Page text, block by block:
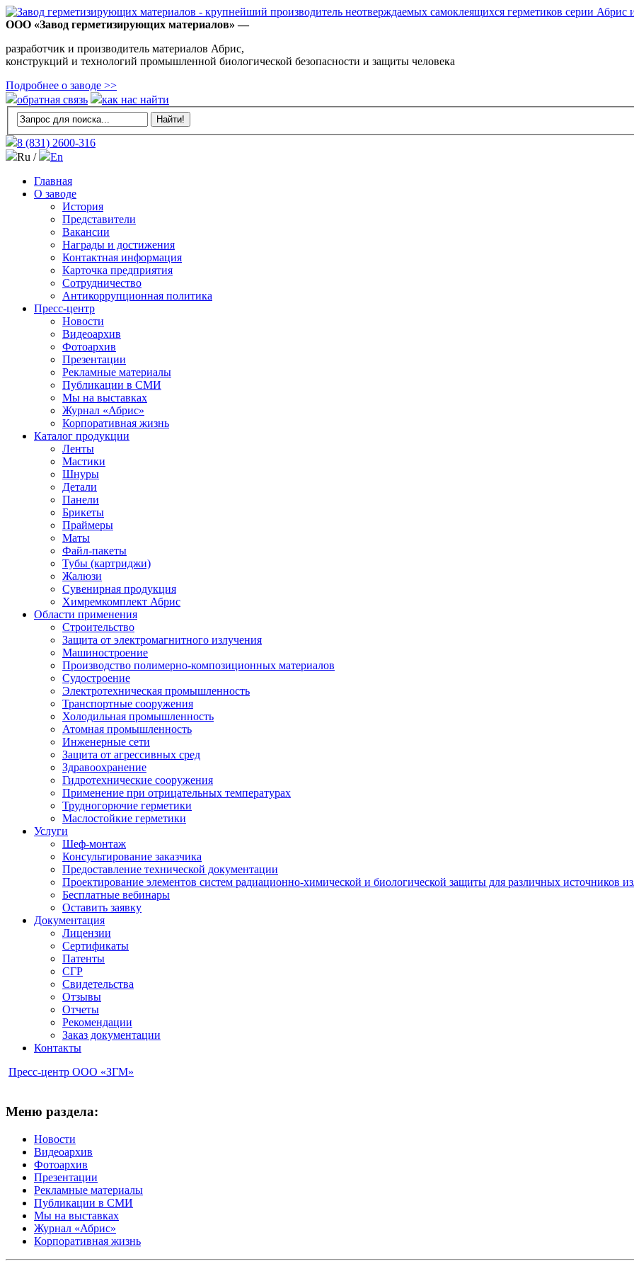
ООО «Завод герметизирующих материалов» —
разработчик и производитель материалов Абрис,
конструкций и технологий промышленной биологической безопасности и защиты человека
Подробнее о заводе >>
обратная связь
как нас найти
8 (831) 2600-316
Ru /
En
Главная
О заводе
История
Представители
Вакансии
Награды и достижения
Контактная информация
Карточка предприятия
Сотрудничество
Антикоррупционная политика
Пресс-центр
Новости
Видеоархив
Фотоархив
Презентации
Рекламные материалы
Публикации в СМИ
Мы на выставках
Журнал «Абрис»
Корпоративная жизнь
Каталог продукции
Ленты
Мастики
Шнуры
Детали
Панели
Брикеты
Праймеры
Маты
Файл-пакеты
Тубы (картриджи)
Жалюзи
Сувенирная продукция
Химремкомплект Абрис
Области применения
Строительство
Защита от электромагнитного излучения
Машиностроение
Производство полимерно-композиционных материалов
Судостроение
Электротехническая промышленность
Транспортные сооружения
Холодильная промышленность
Атомная промышленность
Инженерные сети
Защита от агрессивных сред
Здравоохранение
Гидротехнические сооружения
Применение при отрицательных температурах
Трудногорючие герметики
Маслостойкие герметики
Услуги
Шеф-монтаж
Консультирование заказчика
Предоставление технической документации
Проектирование элементов систем радиационно-химической и биологической защиты для различных источников
Бесплатные вебинары
Оставить заявку
Документация
Лицензии
Сертификаты
Патенты
СГР
Свидетельства
Отзывы
Отчеты
Рекомендации
Заказ документации
Контакты
Пресс-центр ООО «ЗГМ»
Меню раздела:
Новости
Видеоархив
Фотоархив
Презентации
Рекламные материалы
Публикации в СМИ
Мы на выставках
Журнал «Абрис»
Корпоративная жизнь